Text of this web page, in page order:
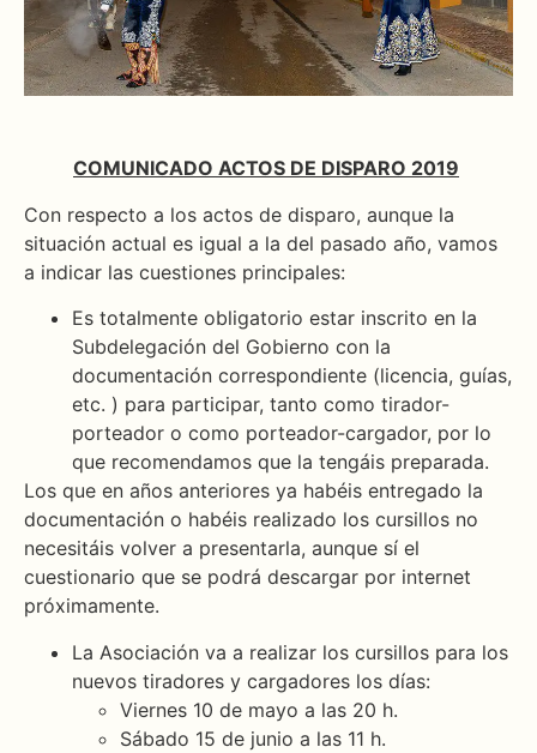
COMUNICADO ACTOS DE DISPARO 2019
Con respecto a los actos de disparo, aunque la
situación actual es igual a la del pasado año, vamos
a indicar las cuestiones principales:
Es totalmente obligatorio estar inscrito en la
Subdelegación del Gobierno con la
documentación correspondiente (licencia, guías,
etc. ) para participar, tanto como tirador-
porteador o como porteador-cargador, por lo
que recomendamos que la tengáis preparada.
Los que en años anteriores ya habéis entregado la
documentación o habéis realizado los cursillos no
necesitáis volver a presentarla, aunque sí el
cuestionario que se podrá descargar por internet
próximamente.
La Asociación va a realizar los cursillos para los
nuevos tiradores y cargadores los días:
Viernes 10 de mayo a las 20 h.
Sábado 15 de junio a las 11 h.